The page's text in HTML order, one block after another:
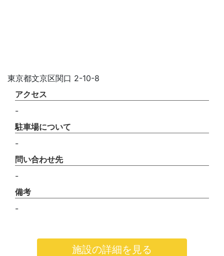
東京都文京区関口 2-10-8
アクセス
-
駐車場について
-
問い合わせ先
-
備考
-
施設の詳細を見る